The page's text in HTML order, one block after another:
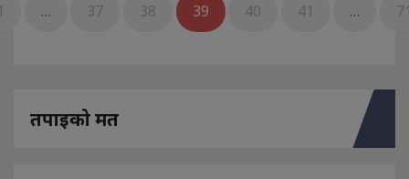
… 37 38 39 40 41 …
तपाइको मत